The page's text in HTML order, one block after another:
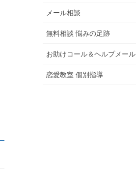
メール相談
無料相談 悩みの足跡
お助けコール＆ヘルプメール
恋愛教室 個別指導